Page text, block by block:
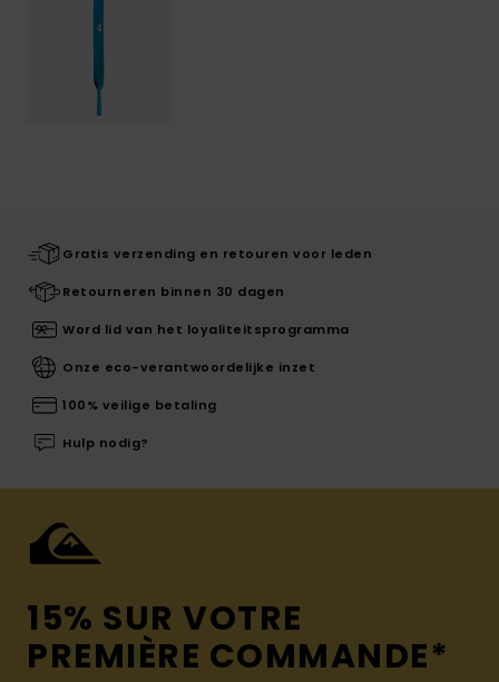
Gratis verzending en retouren voor leden
Retourneren binnen 30 dagen
Word lid van het loyaliteitsprogramma
Onze eco-verantwoordelijke inzet
100% veilige betaling
Hulp nodig?
15% SUR VOTRE
PREMIÈRE COMMANDE*